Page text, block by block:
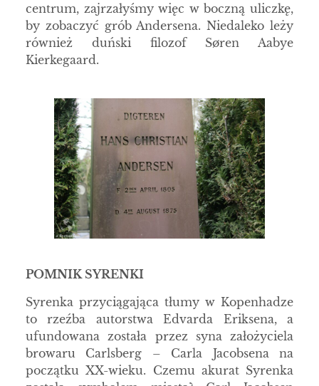
centrum, zajrzałyśmy więc w boczną uliczkę,
by zobaczyć grób Andersena. Niedaleko leży
również duński filozof Søren Aabye
Kierkegaard.
POMNIK SYRENKI
Syrenka przyciągająca tłumy w Kopenhadze
to rzeźba autorstwa Edvarda Eriksena, a
ufundowana została przez syna założyciela
browaru Carlsberg – Carla Jacobsena na
początku XX-wieku. Czemu akurat Syrenka